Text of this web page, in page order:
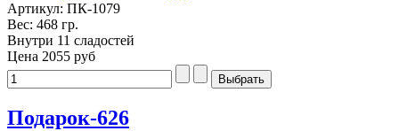
Артикул: ПК-1079
Вес: 468 гр.
Внутри 11 сладостей
Цена 2055 руб
Подарок-626